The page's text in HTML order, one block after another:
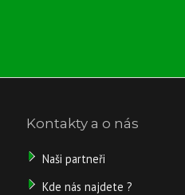
Kontakty a o nás
Naši partneři
Kde nás najdete ?